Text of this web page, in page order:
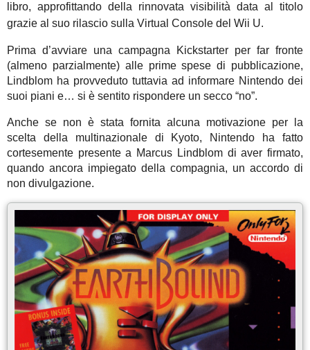
libro, approfittando della rinnovata visibilità data al titolo
grazie al suo rilascio sulla Virtual Console del Wii U.
Prima d’avviare una campagna Kickstarter per far fronte
(almeno parzialmente) alle prime spese di pubblicazione,
Lindblom ha provveduto tuttavia ad informare Nintendo dei
suoi piani e… si è sentito rispondere un secco “no”.
Anche se non è stata fornita alcuna motivazione per la
scelta della multinazionale di Kyoto, Nintendo ha fatto
cortesemente presente a Marcus Lindblom di aver firmato,
quando ancora impiegato della compagnia, un accordo di
non divulgazione.